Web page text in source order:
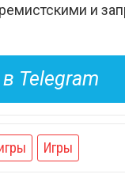
и
в Telegram
Игры